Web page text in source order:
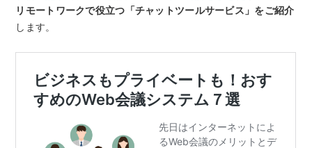
リモートワークで役立つ「チャットツールサービス」をご紹介
します。